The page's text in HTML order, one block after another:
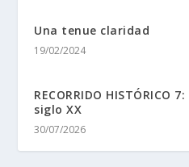
Una tenue claridad
19/02/2024
RECORRIDO HISTÓRICO
siglo XX
30/07/2026